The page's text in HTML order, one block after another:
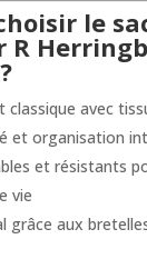
le
R
classique avec
et organisation
et résistants
vie
grâce aux